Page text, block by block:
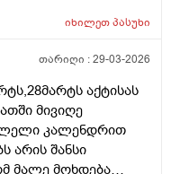
იხილეთპასუხი
თარიღი :29-03-2026
აქტისას
მივიღე
კალენდრით
არის შანსი
მალე მოხდება